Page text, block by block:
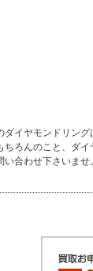
ダイヤモンドリング
ちろんのこと、ダ
合わせ下さいませ。